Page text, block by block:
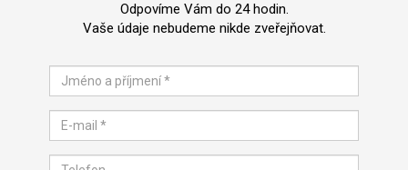
Odpovíme Vám do 24 hodin.
Vaše údaje nebudeme nikde zveřejňovat.